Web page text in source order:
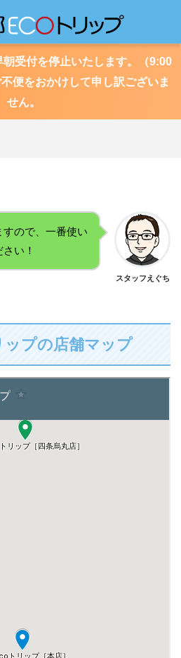
受付を停止いたします。（9:00
便をおかけして申し訳ございま
せん。
ので、一番使い
い！
スタッフえぐち
ップの店舗マップ